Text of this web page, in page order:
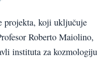
projekta, koji uključuje
Roberto Maiolino,
instituta za kozmologiju